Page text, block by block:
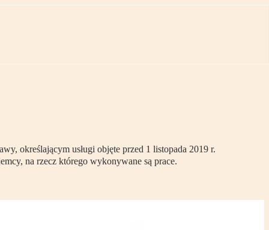
określającym usługi objęte przed 1 listopada 2019 r.
na rzecz którego wykonywane są prace.